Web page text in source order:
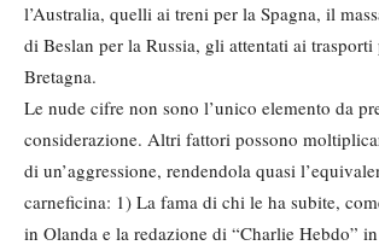
l’Australia, quelli ai treni per la Spagna, il
di Beslan per la Russia, gli attentati ai trasporti
Bretagna.
Le nude cifre non sono l’unico elemento da
considerazione. Altri fattori possono
di un’aggressione, rendendola quasi
carneficina: 1) La fama di chi le ha subite,
in Olanda e la redazione di “Charlie Hebdo”